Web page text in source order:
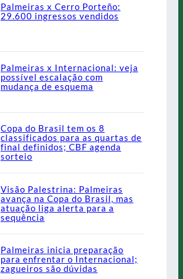
Palmeiras x Cerro Porteño:
29.600 ingressos vendidos
Palmeiras x Internacional: veja
possível escalação com
mudança de esquema
Copa do Brasil tem os 8
classificados para as quartas de
final definidos; CBF agenda
sorteio
Visão Palestrina: Palmeiras
avança na Copa do Brasil, mas
atuação liga alerta para a
sequência
Palmeiras inicia preparação
para enfrentar o Internacional;
zagueiros são dúvidas